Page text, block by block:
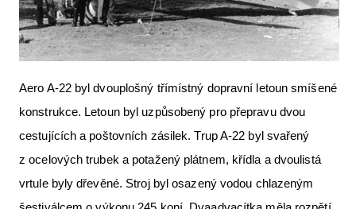
Aero A-22 byl dvouplošný třímístný dopravní letoun smíšené
konstrukce. Letoun byl uzpůsobený pro přepravu dvou
cestujících a poštovních zásilek. Trup A-22 byl svařený
z ocelových trubek a potažený plátnem, křídla a dvoulistá
vrtule byly dřevěné. Stroj byl osazený vodou chlazeným